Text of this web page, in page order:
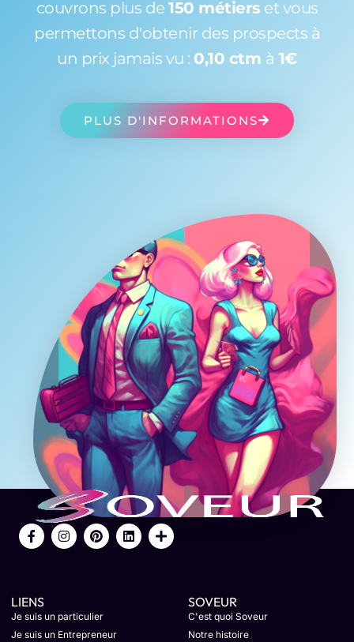
couvrons plus de 150 métiers et vous
permettons d'obtenir des prospects à
un prix jamais vu : 0,10 ctm à 1€
PLUS D'INFORMATIONS
LIENS
Je suis un particulier
Je suis un Entrepreneur
SOVEUR
C'est quoi Soveur
Notre histoire